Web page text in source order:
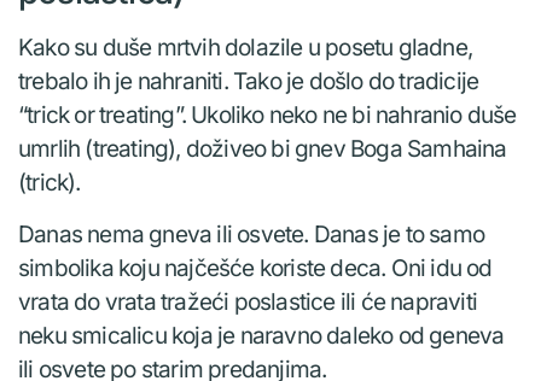
Kako su duše mrtvih dolazile u posetu gladne,
trebalo ih je nahraniti. Tako je došlo do tradicije
“trick or treating”. Ukoliko neko ne bi nahranio duše
umrlih (treating), doživeo bi gnev Boga Samhaina
(trick).
Danas nema gneva ili osvete. Danas je to samo
simbolika koju najčešće koriste deca. Oni idu od
vrata do vrata tražeći poslastice ili će napraviti
neku smicalicu koja je naravno daleko od geneva
ili osvete po starim predanjima.